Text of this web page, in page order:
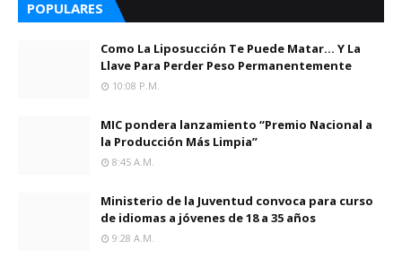
POPULARES
Como La Liposucción Te Puede Matar… Y La
Llave Para Perder Peso Permanentemente
10:08 P.m.
MIC pondera lanzamiento “Premio Nacional a
la Producción Más Limpia”
8:45 A.m.
Ministerio de la Juventud convoca para curso
de idiomas a jóvenes de 18 a 35 años
9:28 A.m.